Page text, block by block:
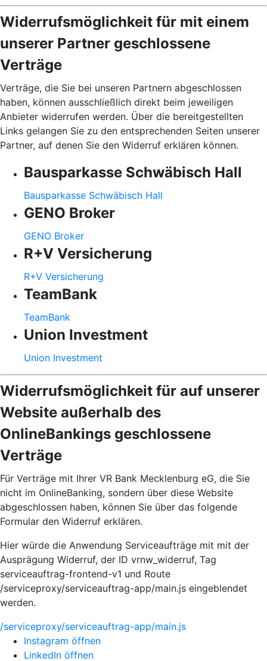
Widerrufsmöglichkeit für mit einem
unserer Partner geschlossene
Verträge
Verträge, die Sie bei unseren Partnern abgeschlossen
haben, können ausschließlich direkt beim jeweiligen
Anbieter widerrufen werden. Über die bereitgestellten
Links gelangen Sie zu den entsprechenden Seiten unserer
Partner, auf denen Sie den Widerruf erklären können.
Bausparkasse Schwäbisch Hall
Bausparkasse Schwäbisch Hall
GENO Broker
GENO Broker
R+V Versicherung
R+V Versicherung
TeamBank
TeamBank
Union Investment
Union Investment
Widerrufsmöglichkeit für auf unserer
Website außerhalb des
OnlineBankings geschlossene
Verträge
Für Verträge mit Ihrer VR Bank Mecklenburg eG, die Sie
nicht im OnlineBanking, sondern über diese Website
abgeschlossen haben, können Sie über das folgende
Formular den Widerruf erklären.
Hier würde die Anwendung Serviceaufträge mit mit der
Ausprägung Widerruf, der ID vrnw_widerruf, Tag
serviceauftrag-frontend-v1 und Route
/serviceproxy/serviceauftrag-app/main.js eingeblendet
werden.
/serviceproxy/serviceauftrag-app/main.js
Instagram öffnen
LinkedIn öffnen